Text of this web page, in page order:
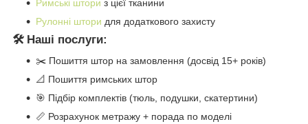
Римські штори з цієї тканини
Рулонні штори для додаткового захисту
🛠️ Наші послуги:
✂️ Пошиття штор на замовлення (досвід 15+ років)
📐 Пошиття римських штор
🎯 Підбір комплектів (тюль, подушки, скатертини)
📏 Розрахунок метражу + порада по моделі